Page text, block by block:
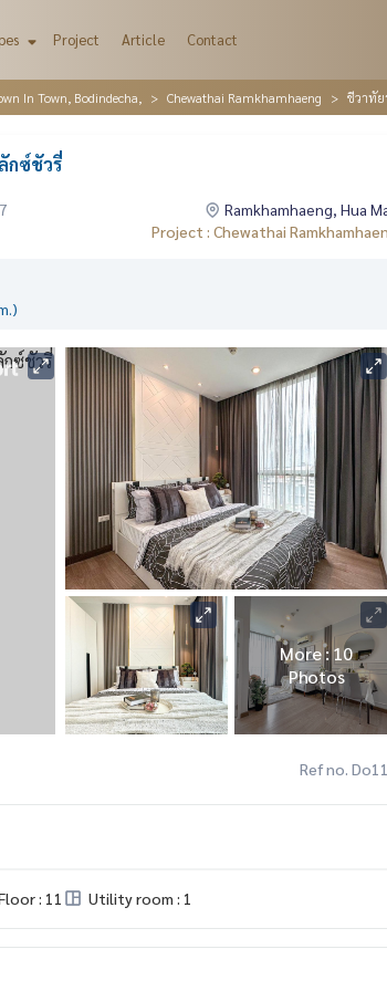
Project Article Contact
In Town, Bodindecha, Chewathai Ramkhamhaeng ชีวาทั
กซ์ชัวรี่
Ramkhamhaeng, Hua
Project : Chewathai
More : 10
Photos
Ref no.
: 11 Utility room : 1